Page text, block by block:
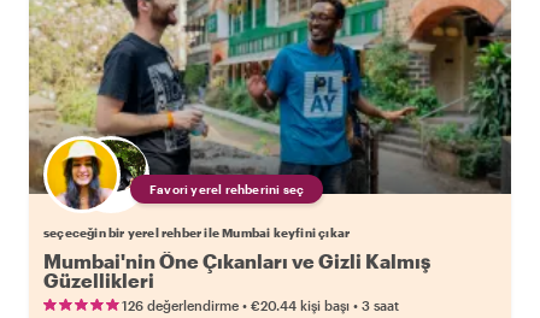
Favori yerel rehberini seç
seçeceğin bir yerel rehber ile Mumbai keyfini çıkar
Mumbai'nin Öne Çıkanları ve Gizli Kalmış
Güzellikleri
126 değerlendirme • €20.44 kişi başı • 3 saat